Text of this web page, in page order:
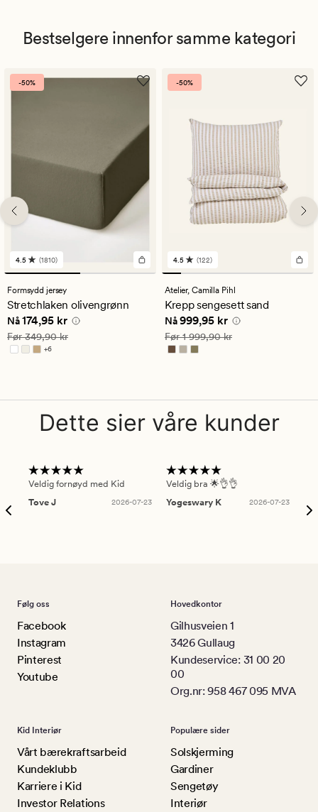
Bestselgere innenfor samme kategori
-50%
1810
anmeldelser
med
en
gjennomsnittlig
vurdering
på
4.5
4.5 (1810)
Formsydd jersey
Stretchlaken olivengrønn
Nåværende pris
Nå174,95 kr
Vanlig pris 349,90 kr
Før349,90 kr
+6
Tilgjengelig i flere farger
-50%
122
anmeldelser
med
en
gjennomsnittlig
vurdering
på
4.5
4.5 (122)
Atelier, Camilla Pihl
Krepp sengesett sand
Nåværende pris
Nå999,95 kr
Vanlig pris 1 999,90 kr
Før1 999,90 kr
Dette sier våre kunder
Veldig fornøyd med Kid
Tove J
2026-07-23
Veldig bra 🌟👌👌
Yogeswary K
2026-07-23
Følg oss
Facebook
Instagram
Pinterest
Youtube
Hovedkontor
Gilhusveien 1
3426 Gullaug
Kundeservice: 31 00 20
00
Org.nr: 958 467 095 MVA
Kid Interiør
Vårt bærekraftsarbeid
Kundeklubb
Karriere i Kid
Investor Relations
Populære sider
Solskjerming
Gardiner
Sengetøy
Interiør